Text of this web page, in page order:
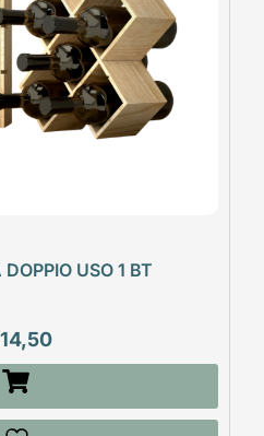
USO 1 BT
14,50